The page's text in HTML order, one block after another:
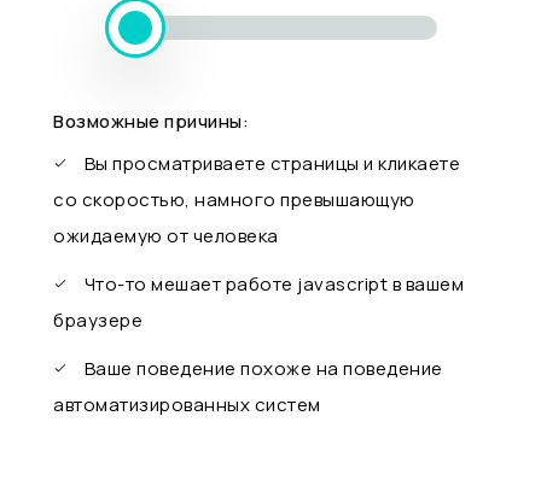
Возможные причины:
Вы просматриваете страницы и кликаете
со скоростью, намного превышающую
ожидаемую от человека
Что-то мешает работе javascript в вашем
браузере
Ваше поведение похоже на поведение
автоматизированных систем